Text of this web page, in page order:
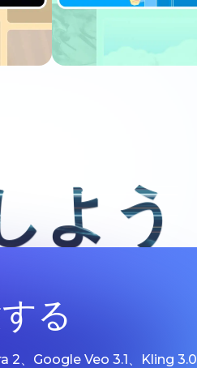
よう
る
2、Google Veo 3.1、Kling 3.0